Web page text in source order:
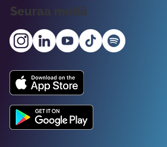
Seuraa meitä